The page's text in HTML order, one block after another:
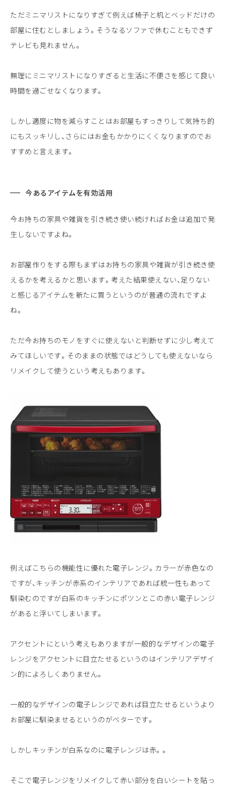
ただミニマリストになりすぎて例えば椅子と机とベッドだけの
部屋に住むとしましょう。そうなるソファで休むこともできず
テレビも見れません。
無理にミニマリストになりすぎると生活に不便さを感じて良い
時間を過ごせなくなります。
しかし適度に物を減らすことはお部屋もすっきりして気持ち的
にもスッキリし、さらにはお金もかかりにくくなりますのでお
すすめと言えます。
今あるアイテムを有効活用
今お持ちの家具や雑貨を引き続き使い続ければお金は追加で発
生しないですよね。
お部屋作りをする際もまずはお持ちの家具や雑貨が引き続き使
えるかを考えるかと思います。考えた結果使えない、足りない
と感じるアイテムを新たに買うというのが普通の流れですよ
ね。
ただ今お持ちのモノをすぐに使えないと判断せずに少し考えて
みてほしいです。そのままの状態ではどうしても使えないなら
リメイクして使うという考えもあります。
例えばこちらの機能性に優れた電子レンジ。カラーが赤色なの
ですが、キッチンが赤系のインテリアであれば統一性もあって
馴染むのですが白系のキッチンにポツンとこの赤い電子レンジ
があると浮いてしまいます。
アクセントにという考えもありますが一般的なデザインの電子
レンジをアクセントに目立たせるというのはインテリアデザイ
ン的によろしくありません。
一般的なデザインの電子レンジであれば目立たせるというより
お部屋に馴染ませるというのがベターです。
しかしキッチンが白系なのに電子レンジは赤。。
そこで電子レンジをリメイクして赤い部分を白いシートを貼っ